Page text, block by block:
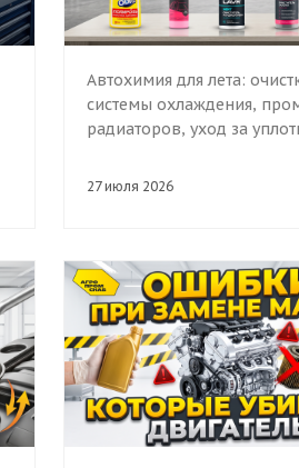
Автохимия для лета:
системы охлаждения,
радиаторов, уход за
27 июля 2026